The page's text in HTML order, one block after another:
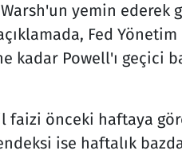
yemin ederek
Fed
kadar Powell'ı geçici
faizi önceki haftaya
ise haftalık